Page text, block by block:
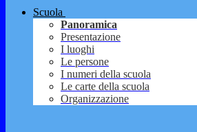
Scuola
Panoramica
Presentazione
I luoghi
Le persone
I numeri della scuola
Le carte della scuola
Organizzazione